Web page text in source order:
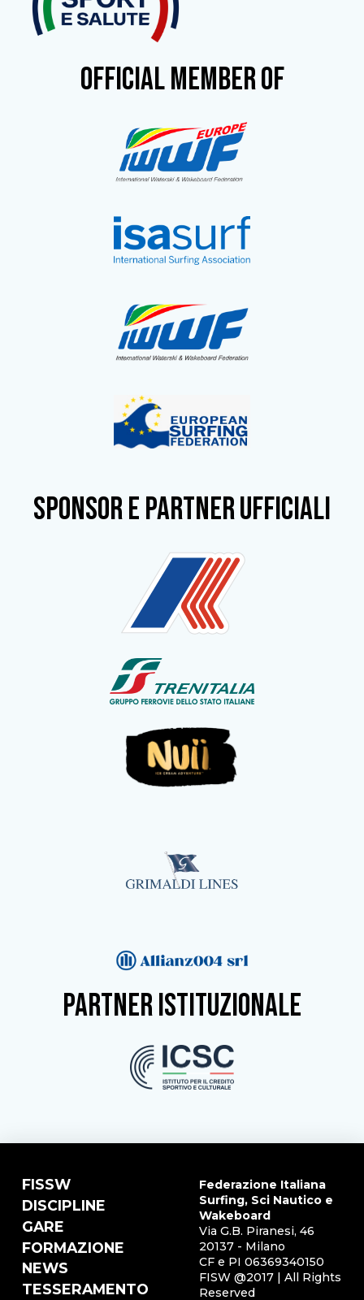
OFFICIAL MEMBER OF
SPONSOR e partner ufficiali
partner istituzionale
FISSW
DISCIPLINE
GARE
FORMAZIONE
NEWS
TESSERAMENTO
Federazione Italiana
Surfing, Sci Nautico e
Wakeboard
Via G.B. Piranesi, 46
20137 - Milano
CF e PI 06369340150
FISW @2017 | All Rights
Reserved